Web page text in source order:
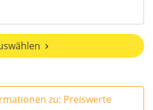
zu: Preiswerte